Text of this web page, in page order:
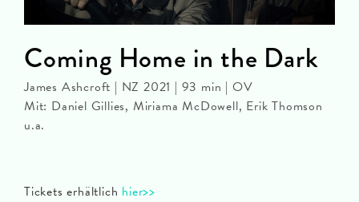
Tickets erhältlich hier>>
Coming Home in the Dark
James Ashcroft | NZ 2021 | 93 min | OV
Mit: Daniel Gillies, Miriama McDowell, Erik Thomson
u.a.